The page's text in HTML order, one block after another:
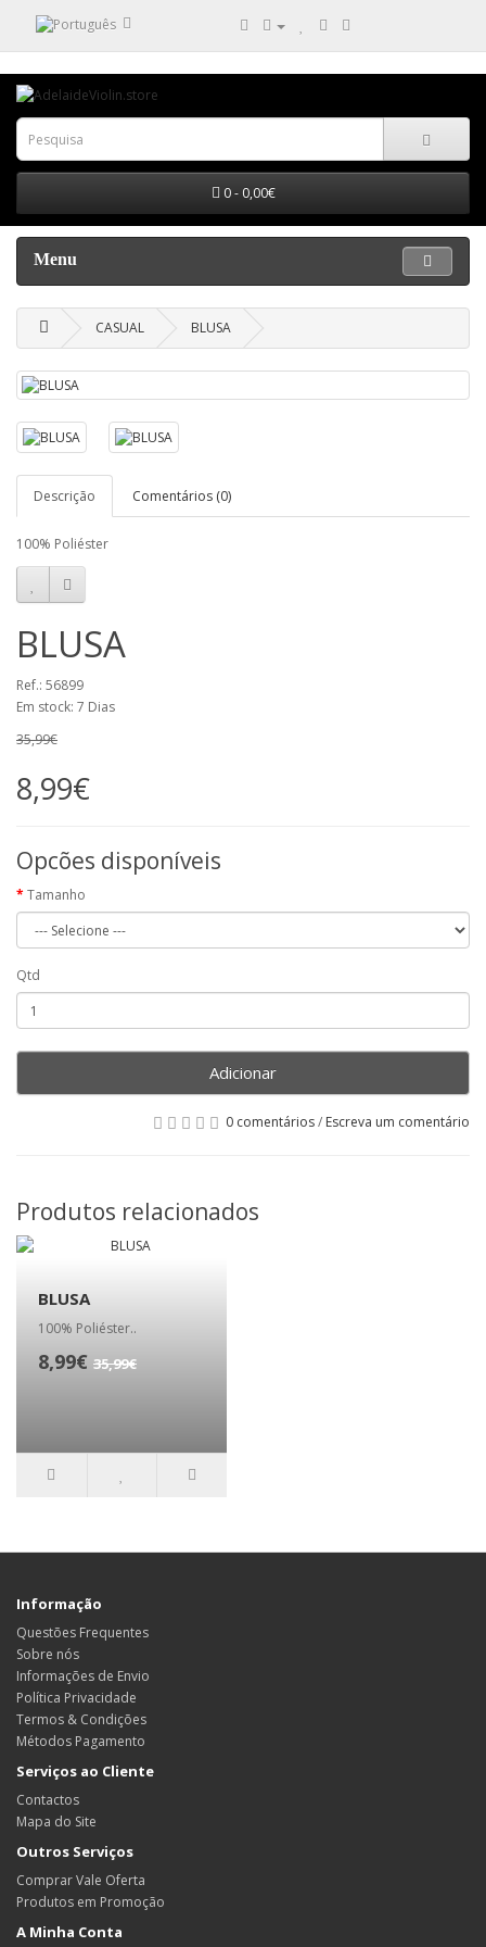
0 - 0,00€
Menu
CASUAL BLUSA
Descrição Comentários (0)
100% Poliéster
BLUSA
Ref.: 56899
Em stock: 7 Dias
35,99€
8,99€
Opcões disponíveis
Tamanho
Qtd
Adicionar
0 comentários/ Escreva um comentário
Produtos relacionados
BLUSA
100% Poliéster..
8,99€ 35,99€
Informação
Questões Frequentes
Sobre nós
Informações de Envio
Política Privacidade
Termos & Condições
Métodos Pagamento
Serviços ao Cliente
Contactos
Mapa do Site
Outros Serviços
Comprar Vale Oferta
Produtos em Promoção
A Minha Conta